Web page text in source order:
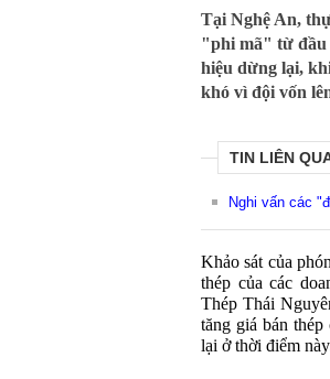
Tại Nghệ An,
"phi mã" từ đầu
hiệu dừng lại,
khó vì đội vốn
TIN LIÊN
Nghi vấn các
Khảo sát của
thép của các
Thép Thái
tăng giá bán
lại ở thời điểm